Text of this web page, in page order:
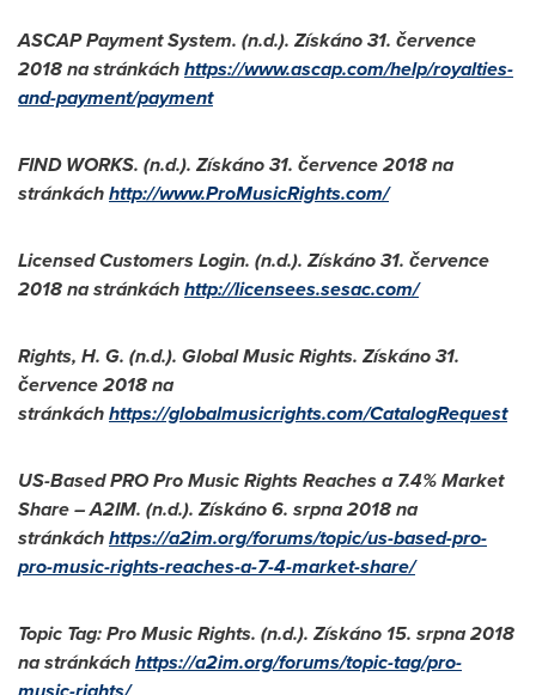
ASCAP Payment System. (n.d.). Získáno 31. července
2018 na stránkáchhttps://www.ascap.com/help/royalties-
and-payment/payment
FIND WORKS. (n.d.). Získáno 31. července 2018 na
stránkáchhttp://www.ProMusicRights.com/
Licensed Customers Login. (n.d.). Získáno 31. července
2018 na stránkáchhttp://licensees.sesac.com/
Rights, H. G. (n.d.). Global Music Rights. Získáno 31.
července 2018 na
stránkáchhttps://globalmusicrights.com/CatalogRequest
US-Based PRO Pro Music Rights Reaches a 7.4% Market
Share – A2IM. (n.d.). Získáno 6. srpna 2018 na
stránkáchhttps://a2im.org/forums/topic/us-based-pro-
pro-music-rights-reaches-a-7-4-market-share/
Topic Tag: Pro Music Rights. (n.d.). Získáno 15. srpna 2018
na stránkáchhttps://a2im.org/forums/topic-tag/pro-